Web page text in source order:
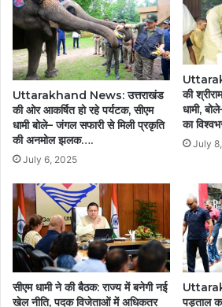
Uttarakhand News: उत्तराखंड
की ओर आकर्षित हो रहे पर्यटक, सीएम
धामी बोले– जंगल सफारी से मिली प्रकृति
की अनमोल झलक….
July 6, 2025
की
धामी,
का
July
सीएम धामी ने की बैठक: राज्य में बनेगी नई
खेल नीति, पदक विजेताओं में अधिकतर
पड़ताल